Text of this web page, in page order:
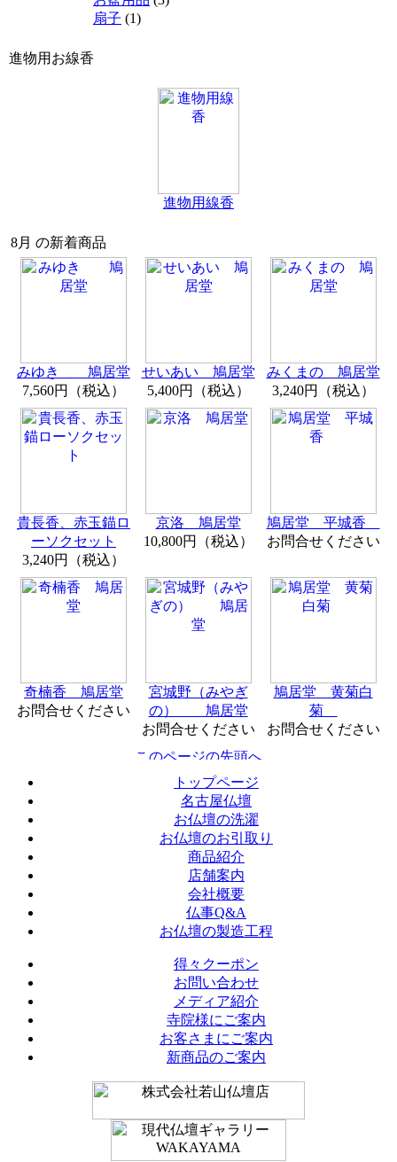
扇子 (1)
進物用お線香
進物用線香
8月 の新着商品
みゆき 鳩居堂
7,560円（税込）
せいあい 鳩居堂
5,400円（税込）
みくまの 鳩居堂
3,240円（税込）
貴長香、赤玉錨ロ
ーソクセット
3,240円（税込）
京洛 鳩居堂
10,800円（税込）
鳩居堂 平城香
お問合せください
奇楠香 鳩居堂
お問合せください
宮城野（みやぎ
の） 鳩居堂
お問合せください
鳩居堂 黄菊白
菊
お問合せください
トップページ
名古屋仏壇
お仏壇の洗濯
お仏壇のお引取り
商品紹介
店舗案内
会社概要
仏事Q&A
お仏壇の製造工程
得々クーポン
お問い合わせ
メディア紹介
寺院様にご案内
お客さまにご案内
新商品のご案内